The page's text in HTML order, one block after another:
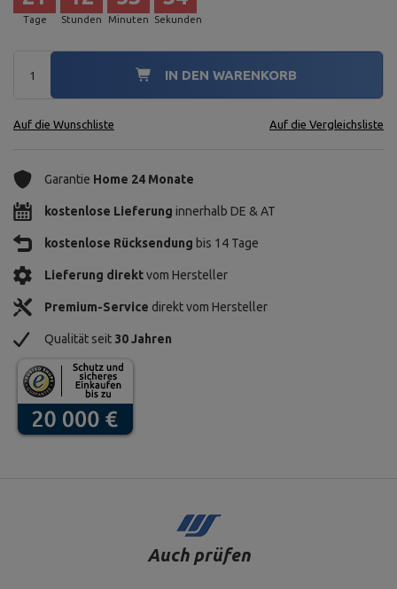
Tage Stunden Minuten Sekunden
IN DEN WARENKORB
Auf die Wunschliste Auf die Vergleichsliste
Garantie Home 24 Monate
kostenlose Lieferung innerhalb DE & AT
kostenlose Rücksendung bis 14 Tage
Lieferung direktvom Hersteller
Premium-Service direkt vom Hersteller
Qualität seit 30 Jahren
Auch prüfen